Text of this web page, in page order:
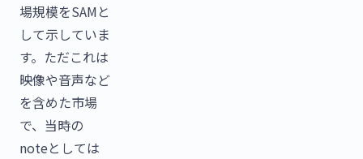
場規模をSAMと
して示していま
す。ただこれは
映像や音声など
を含めた市場
で、当時の
noteとしては